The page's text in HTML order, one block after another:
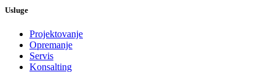
Usluge
Projektovanje
Opremanje
Servis
Konsalting